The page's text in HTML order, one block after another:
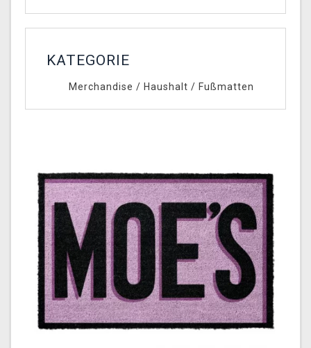
KATEGORIE
Merchandise / Haushalt / Fußmatten